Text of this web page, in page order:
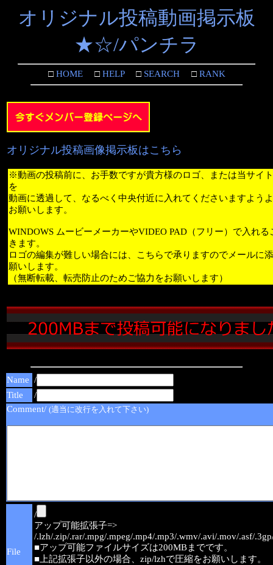
オリジナル投稿動画掲示板
★☆/パンチラ
□HOME□HELP□SEARCH□RANK
オリジナル投稿画像掲示板はこちら
※動画の投稿前に、お手数ですが貴方様のロゴ、または当サイ
を
動画に透過して、なるべく中央付近に入れてくださいますよう
お願いします。
WINDOWS ムービーメーカーやVIDEO PAD（フリー）で入れる
きます。
ロゴの編集が難しい場合には、こちらで承りますのでメールに
願いします。
（無断転載、転売防止のためご協力をお願いします）
Name /
Title
/
Comment/ (適当に改行を入れて下さい)
File
/
アップ可能拡張子=>
/.lzh/.zip/.rar/.mpg/.mpeg/.mp4/.mp3/.wmv/.avi/.mov/.asf/
■アップ可能ファイルサイズは200MBまでです。
■上記拡張子以外の場合、zip/lzhで圧縮をお願いします。